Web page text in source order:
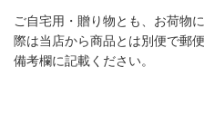
ご自宅用・贈り物とも、お荷物
際は当店から商品とは別便で郵
備考欄に記載ください。